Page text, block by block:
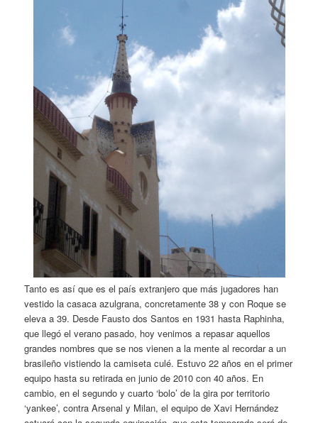
Tanto es así que es el país extranjero que más jugadores han
vestido la casaca azulgrana, concretamente 38 y con Roque se
eleva a 39. Desde Fausto dos Santos en 1931 hasta Raphinha,
que llegó el verano pasado, hoy venimos a repasar aquellos
grandes nombres que se nos vienen a la mente al recordar a un
brasileño vistiendo la camiseta culé. Estuvo 22 años en el primer
equipo hasta su retirada en junio de 2010 con 40 años. En
cambio, en el segundo y cuarto ‘bolo’ de la gira por territorio
‘yankee’, contra Arsenal y Milan, el equipo de Xavi Hernández